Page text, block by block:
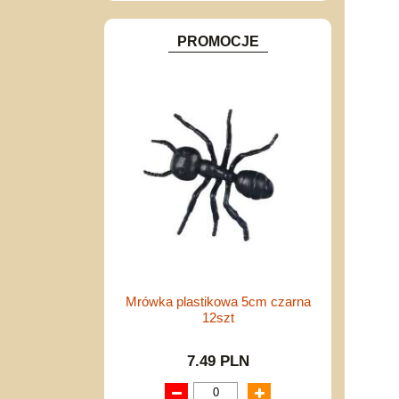
PROMOCJE
Mrówka plastikowa 5cm czarna
12szt
7.49 PLN